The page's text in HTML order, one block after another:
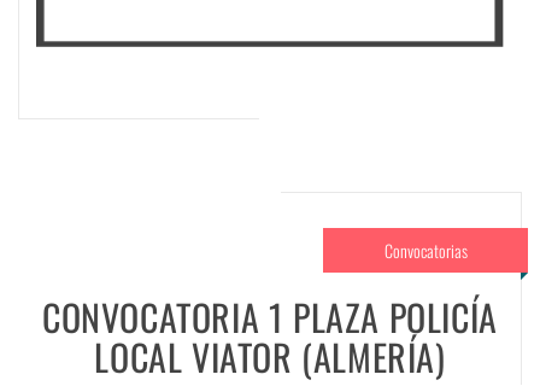
Convocatorias
CONVOCATORIA 1 PLAZA POLICÍA
LOCAL VIATOR (ALMERÍA)